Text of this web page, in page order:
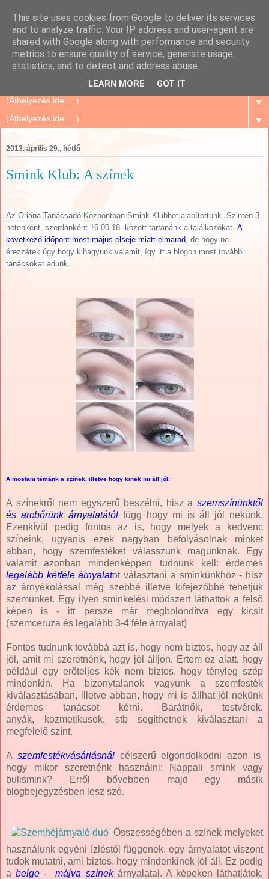
Szépségápolás Otthon
Oriflame Mindenkinek, mert megbízható és sok tanács,
történet, tapasztalat...
▼
▼
2013. április 29., hétfő
Smink Klub: A színek
Az Oriana Tanácsadó Központban Smink Klubbot alapítottunk. Szintén 3
hetenként, szerdánként 16.00-18. között tartanánk a találkozókat. A
következő időpont most május elseje miatt elmarad, de hogy ne
érezzétek úgy hogy kihagyunk valamit, így itt a blogon most további
tanácsokat adunk.
A mostani témánk a színek, illetve hogy kinek mi áll jól:
A színekről nem egyszerű beszélni, hisz a szemszínünktől
és arcbőrünk árnyalatától függ hogy mi is áll jól nekünk.
Ezenkívül pedig fontos az is, hogy melyek a kedvenc
színeink, ugyanis ezek nagyban befolyásolnak minket
abban, hogy szemfestéket válasszunk magunknak. Egy
valamit azonban mindenképpen tudnunk kell: érdemes
legalább kétféle árnyalatot választani a sminkünkhöz - hisz
az árnyékolással még szebbé illetve kifejezőbbé tehetjük
szemünket. Egy ilyen sminkelési módszert láthattok a felső
képen is - itt persze már megbolondítva egy kicsit
(szemceruza és legalább 3-4 féle árnyalat)
Fontos tudnunk továbbá azt is, hogy nem biztos, hogy az áll
jól, amit mi szeretnénk, hogy jól álljon. Értem ez alatt, hogy
például egy erőteljes kék nem biztos, hogy tényleg szép
mindenkin. Ha bizonytalanok vagyunk a szemfesték
kiválasztásában, illetve abban, hogy mi is állhat jól nekünk
érdemes tanácsot kérni. Barátnők, testvérek,
anyák,
kozmetikusok, stb segíthetnek kiválasztani a
megfelelő színt.
A szemfestékvásárlásnál célszerű elgondolkodni azon is,
hogy mikor szeretnénk használni: Nappali smink vagy
bulismink? Erről bővebben majd egy másik
blogbejegyzésben lesz szó.
Összességében a színek melyeket
használunk egyéni ízléstől függenek, egy árnyalatot viszont
tudok mutatni, ami biztos, hogy mindenkinek jól áll. Ez pedig
abeige - májva színekárnyalatai. A képeken láthatjátok,
This site uses cookies from Google to deliver its services
and to analyze traffic. Your IP address and user-agent are
shared with Google along with performance and security
metrics to ensure quality of service, generate usage
statistics, and to detect and address abuse.
LEARN MORE GOT IT